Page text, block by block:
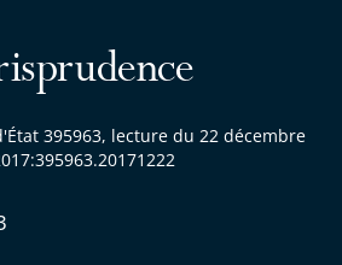
395963, lecture du 22 décembre